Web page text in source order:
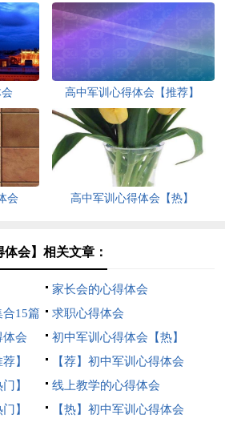
高中军训心得体会【推荐】
会 高中军训心得体会【热】
体会】相关文章：
家长会的心得体会
15篇
求职心得体会
体会
初中军训心得体会【热】
】
【荐】初中军训心得体会
】
线上教学的心得体会
】
【热】初中军训心得体会